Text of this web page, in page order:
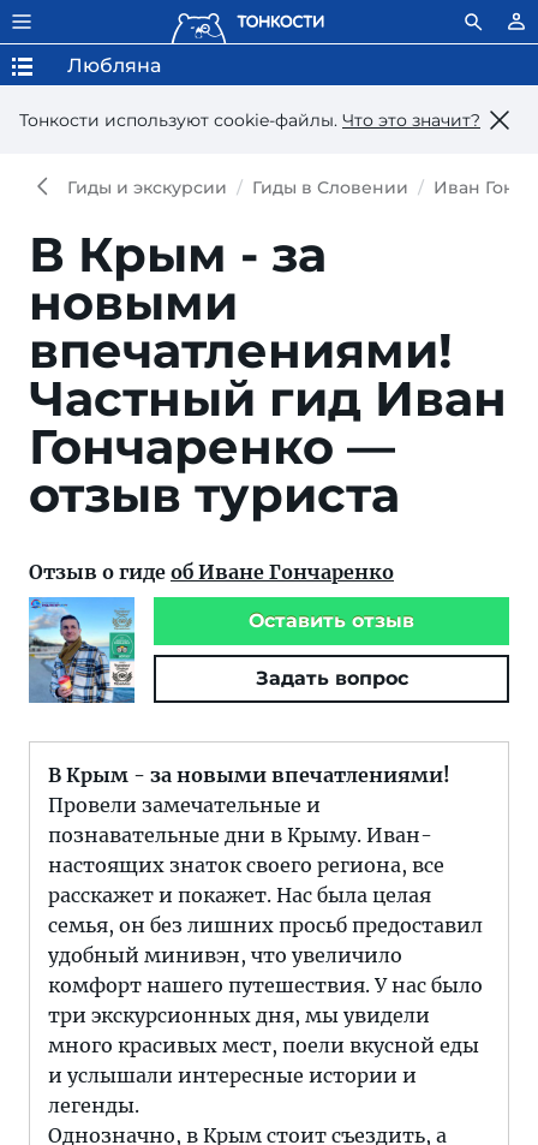
Тонкости используют сookie-файлы. Что это значит?
Любляна
Гиды и экскурсии Гиды в Словении Иван
В Крым - за
новыми
впечатлениями!
Частный гид Иван
Гончаренко —
отзыв туриста
Отзыв о гиде об Иване Гончаренко
Оставить отзыв
Задать вопрос
В Крым - за новыми впечатлениями!
Провели замечательные и
познавательные дни в Крыму. Иван-
настоящих знаток своего региона, все
расскажет и покажет. Нас была целая
семья, он без лишних просьб предоставил
удобный минивэн, что увеличило
комфорт нашего путешествия. У нас было
три экскурсионных дня, мы увидели
много красивых мест, поели вкусной еды
и услышали интересные истории и
легенды.
Однозначно, в Крым стоит съездить, а